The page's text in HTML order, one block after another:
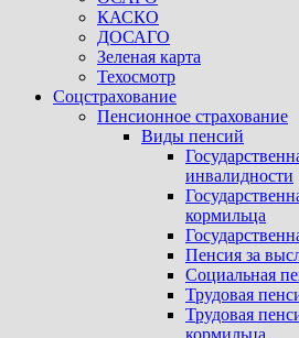
КАСКО
ДОСАГО
Зеленая карта
Техосмотр
Соцстрахование
Пенсионное страхование
Виды пенсий
инвалидности
кормильца
Пенсия за
Социальная
Трудовая
Трудовая
кормильца